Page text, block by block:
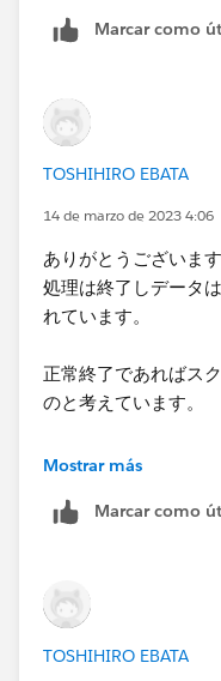
実行結果の成果物は
管理者権限で実行した
JAVA_HOME is set
Preparing to run the
Loading the flow.
Loaded the flow.
Preparing to execute
Flow Execution
Marcar como
TOSHIHIRO EBATA
14 de marzo de 2023 4:06
ありがとうございます
処理は終了しデータ
れています。
正常終了であればス
のと考えています。
警告的なメッセージ
ご教示いただければ
Mostrar más
Marcar como
TOSHIHIRO EBATA